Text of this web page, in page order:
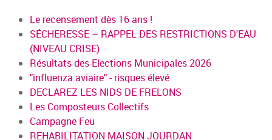
Le recensement dès 16 ans !
SÉCHERESSE – RAPPEL DES RESTRICTIONS D'EAU
(NIVEAU CRISE)
Résultats des Elections Municipales 2026
"influenza aviaire" - risques élevé
DECLAREZ LES NIDS DE FRELONS
Les Composteurs Collectifs
Campagne Feu
REHABILITATION MAISON JOURDAN